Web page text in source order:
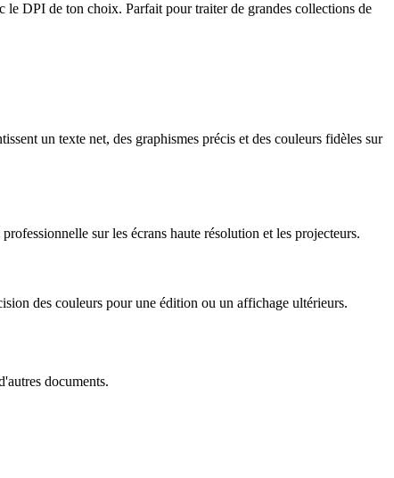
DPI de ton choix. Parfait pour traiter de grandes collections de
un texte net, des graphismes précis et des couleurs fidèles sur
sur les écrans haute résolution et les projecteurs.
des couleurs pour une édition ou un affichage ultérieurs.
documents.